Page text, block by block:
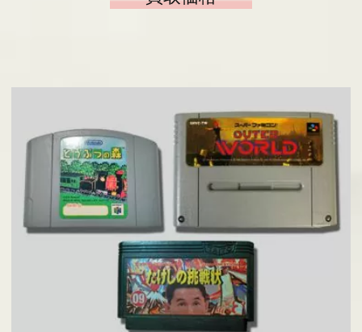
基板の仕分け
採用情報
お問い合わせ